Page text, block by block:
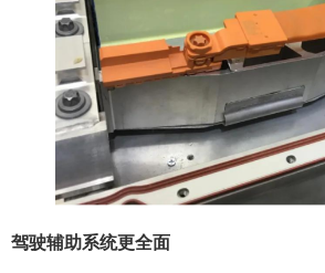
驾驶辅助系统更全面